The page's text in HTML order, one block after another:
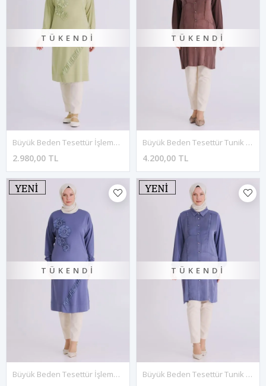
TÜKENDI
Büyük Beden Tesettür İşlemeli Tunik 20133 Ihlamur
2.980,00 TL
TÜKENDI
Büyük Beden Tesettür Tunik 23035 Kahve
4.200,00 TL
TÜKENDI
Büyük Beden Tesettür İşlemeli Tunik 20133 Morcivert
TÜKENDI
Büyük Beden Tesettür Tunik 23035 Morcivert